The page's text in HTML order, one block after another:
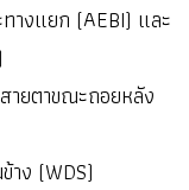
างแยก (AEBI) และ
ายตาขณะถอยหลัง
าง (WDS)